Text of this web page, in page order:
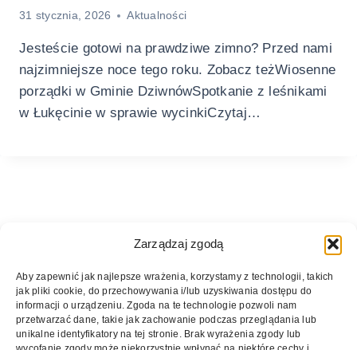
Zarządzaj zgodą
Aby zapewnić jak najlepsze wrażenia, korzystamy z technologii, takich
jak pliki cookie, do przechowywania i/lub uzyskiwania dostępu do
informacji o urządzeniu. Zgoda na te technologie pozwoli nam
przetwarzać dane, takie jak zachowanie podczas przeglądania lub
unikalne identyfikatory na tej stronie. Brak wyrażenia zgody lub
31 stycznia, 2026 Aktualności
Jesteście gotowi na prawdziwe zimno? Przed nami
najzimniejsze noce tego roku. Zobacz teżWiosenne
porządki w Gminie DziwnówSpotkanie z leśnikami
w Łukęcinie w sprawie wycinkiCzytaj…